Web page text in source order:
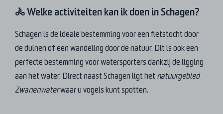
🚴 Welke activiteiten kan ik doen in Schagen?
Schagen is de ideale bestemming voor een fietstocht door
de duinen of een wandeling door de natuur. Dit is ook een
perfecte bestemming voor watersporters dankzij de ligging
aan het water. Direct naast Schagen ligt het natuurgebied
Zwanenwaterwaar u vogels kunt spotten.